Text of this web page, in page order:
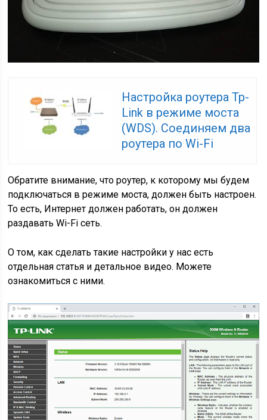
Настройка роутера Tp-
Link в режиме моста
(WDS). Соединяем два
роутера по Wi-Fi
Обратите внимание, что роутер, к которому мы будем
подключаться в режиме моста, должен быть настроен.
То есть, Интернет должен работать, он должен
раздавать Wi-Fi сеть.
О том, как сделать такие настройки у нас есть
отдельная статья и детальное видео. Можете
ознакомиться с ними.